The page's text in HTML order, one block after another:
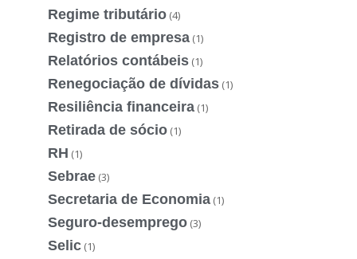
Regime tributário (4)
Registro de empresa (1)
Relatórios contábeis (1)
Renegociação de dívidas (1)
Resiliência financeira (1)
Retirada de sócio (1)
RH (1)
Sebrae (3)
Secretaria de Economia (1)
Seguro-desemprego (3)
Selic (1)